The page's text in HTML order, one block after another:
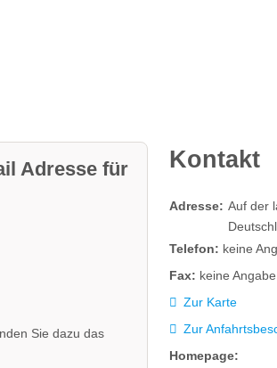
Adresse für
Sie dazu das
Kontakt
Adresse: Auf der
Telefon: keine
Fax: keine Angabe
Zur Karte
Zur
Homepage: